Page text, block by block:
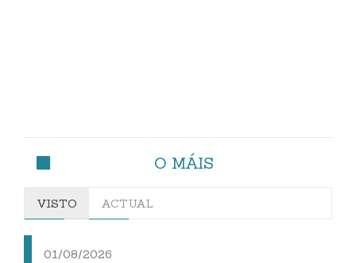
O MÁIS
VISTO ACTUAL
01/08/2026